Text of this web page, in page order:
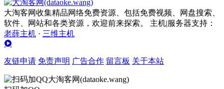
大淘客网收集精品网络免费资源、包括免费视频、网盘搜索、
软件、网站和各类资源，欢迎前来探索。 主机|服务器支持：
老薛主机 · 三维主机
友链申请 免责声明 广告合作 留言板 关于本站